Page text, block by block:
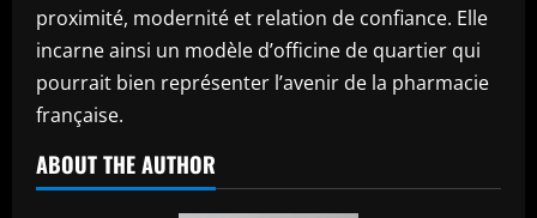
proximité, modernité et relation de confiance. Elle
incarne ainsi un modèle d’officine de quartier qui
pourrait bien représenter l’avenir de la pharmacie
française.
ABOUT THE AUTHOR